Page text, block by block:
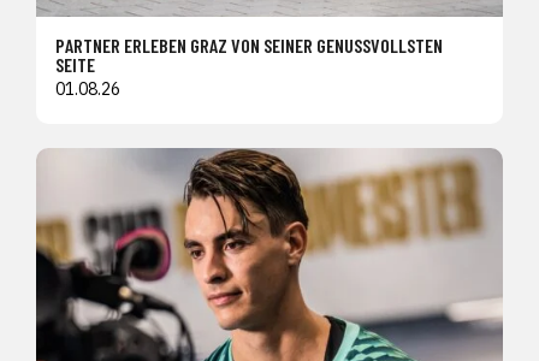
PARTNER ERLEBEN GRAZ VON SEINER GENUSSVOLLSTEN
SEITE
01.08.26